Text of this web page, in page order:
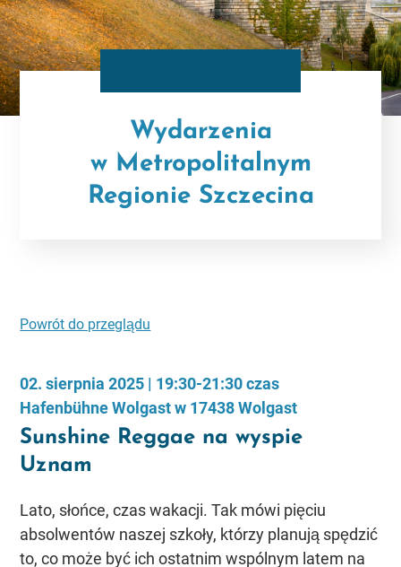
Wydarzenia
w Metropolitalnym
Regionie Szczecina
Powrót do przeglądu
02. sierpnia 2025 | 19:30-21:30 czas
Hafenbühne Wolgast w 17438 Wolgast
Sunshine Reggae na wyspie
Uznam
Lato, słońce, czas wakacji. Tak mówi pięciu
absolwentów naszej szkoły, którzy planują spędzić
to, co może być ich ostatnim wspólnym latem na